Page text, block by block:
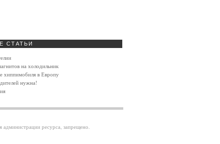
СТАТЬИ
на холодильник
хиппимобиля в Европу
нужна!
ресурса, запрещено.